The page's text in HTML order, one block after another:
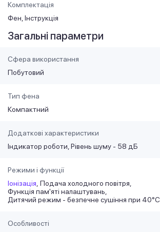
Комплектація
Фен, Інструкція
Загальні параметри
Сфера використання
Побутовий
Тип фена
Компактний
Додаткові характеристики
Індикатор роботи, Рівень шуму - 58 дБ
Режими і функції
Іонізація Подача холодного повітря
Функція пам'яті налаштувань
Дитячий режим - безпечне сушіння при 40°C
Особливості